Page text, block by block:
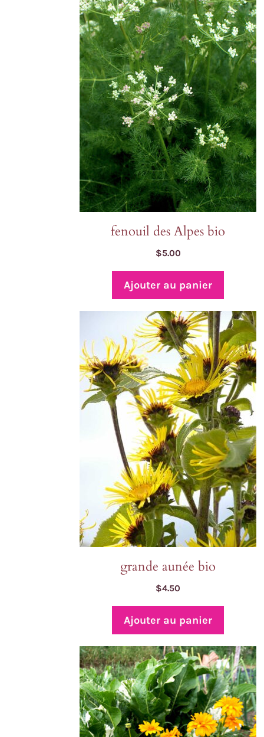
fenouil des Alpes bio
$5.00
Ajouter au panier
grande aunée bio
$4.50
Ajouter au panier